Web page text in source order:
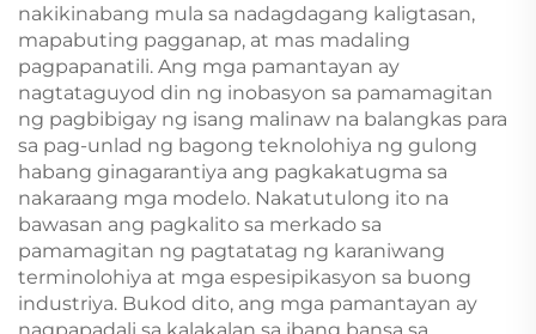
nakikinabang mula sa nadagdagang kaligtasan,
mapabuting pagganap, at mas madaling
pagpapanatili. Ang mga pamantayan ay
nagtataguyod din ng inobasyon sa pamamagitan
ng pagbibigay ng isang malinaw na balangkas para
sa pag-unlad ng bagong teknolohiya ng gulong
habang ginagarantiya ang pagkakatugma sa
nakaraang mga modelo. Nakatutulong ito na
bawasan ang pagkalito sa merkado sa
pamamagitan ng pagtatatag ng karaniwang
terminolohiya at mga espesipikasyon sa buong
industriya. Bukod dito, ang mga pamantayan ay